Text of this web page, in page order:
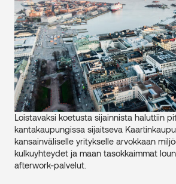
Loistavaksi koetusta sijainnista haluttiin
kantakaupungissa sijaitseva
kansainväliselle yritykselle arvokkaan
kulkuyhteydet ja maan tasokkaimmat
afterwork-palvelut.